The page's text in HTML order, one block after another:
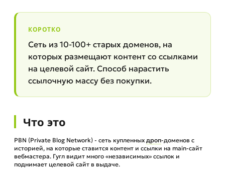
КОРОТКО
Сеть из 10-100+ старых доменов, на
которых размещают контент со ссылками
на целевой сайт. Способ нарастить
ссылочную массу без покупки.
Что это
PBN (Private Blog Network) - сеть купленных дроп-доменов с
историей, на которые ставится контент и ссылки на main-сайт
вебмастера. Гугл видит много «независимых» ссылок и
поднимает целевой сайт в выдаче.